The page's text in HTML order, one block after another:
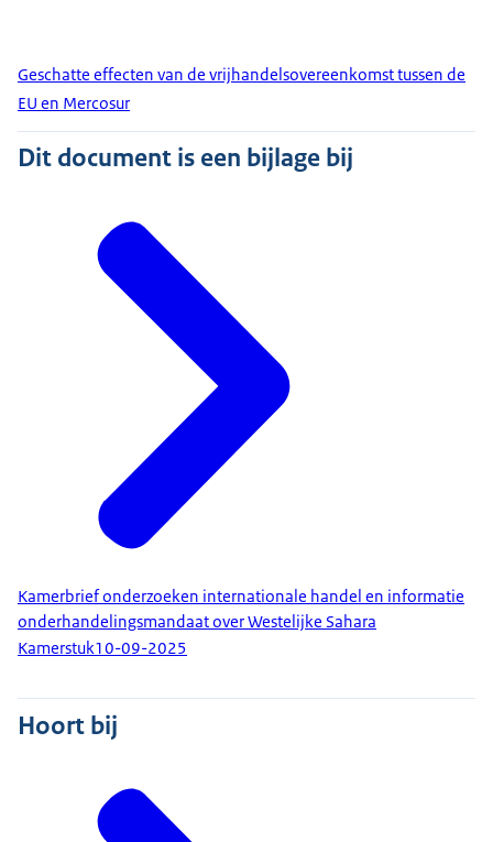
Geschatte effecten van de vrijhandelsovereenkomst tussen de
EU en Mercosur
Dit document is een bijlage bij
Kamerbrief onderzoeken internationale handel en informatie
onderhandelingsmandaat over Westelijke Sahara
Kamerstuk10-09-2025
Hoort bij